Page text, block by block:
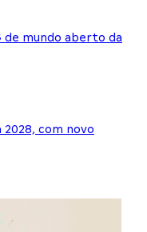
de mundo aberto da
com novo